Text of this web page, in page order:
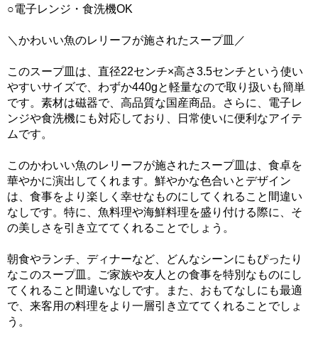
○電子レンジ・食洗機OK
＼かわいい魚のレリーフが施されたスープ皿／
このスープ皿は、直径22センチ×高さ3.5センチという使い
やすいサイズで、わずか440gと軽量なので取り扱いも簡単
です。素材は磁器で、高品質な国産商品。さらに、電子レ
ンジや食洗機にも対応しており、日常使いに便利なアイテ
ムです。
このかわいい魚のレリーフが施されたスープ皿は、食卓を
華やかに演出してくれます。鮮やかな色合いとデザイン
は、食事をより楽しく幸せなものにしてくれること間違い
なしです。特に、魚料理や海鮮料理を盛り付ける際に、そ
の美しさを引き立ててくれることでしょう。
朝食やランチ、ディナーなど、どんなシーンにもぴったり
なこのスープ皿。ご家族や友人との食事を特別なものにし
てくれること間違いなしです。また、おもてなしにも最適
で、来客用の料理をより一層引き立ててくれることでしょ
う。